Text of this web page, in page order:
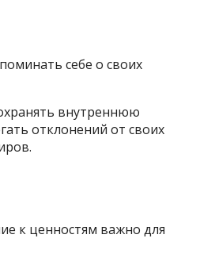
себе о своих
внутреннюю
отклонений от своих
к ценностям важно для